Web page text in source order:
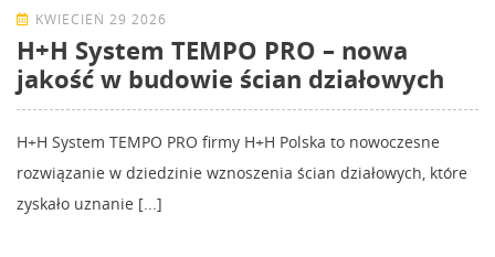
KWIECIEŃ 29 2026
H+H System TEMPO PRO – nowa
jakość w budowie ścian działowych
H+H System TEMPO PRO firmy H+H Polska to nowoczesne
rozwiązanie w dziedzinie wznoszenia ścian działowych, które
zyskało uznanie [...]